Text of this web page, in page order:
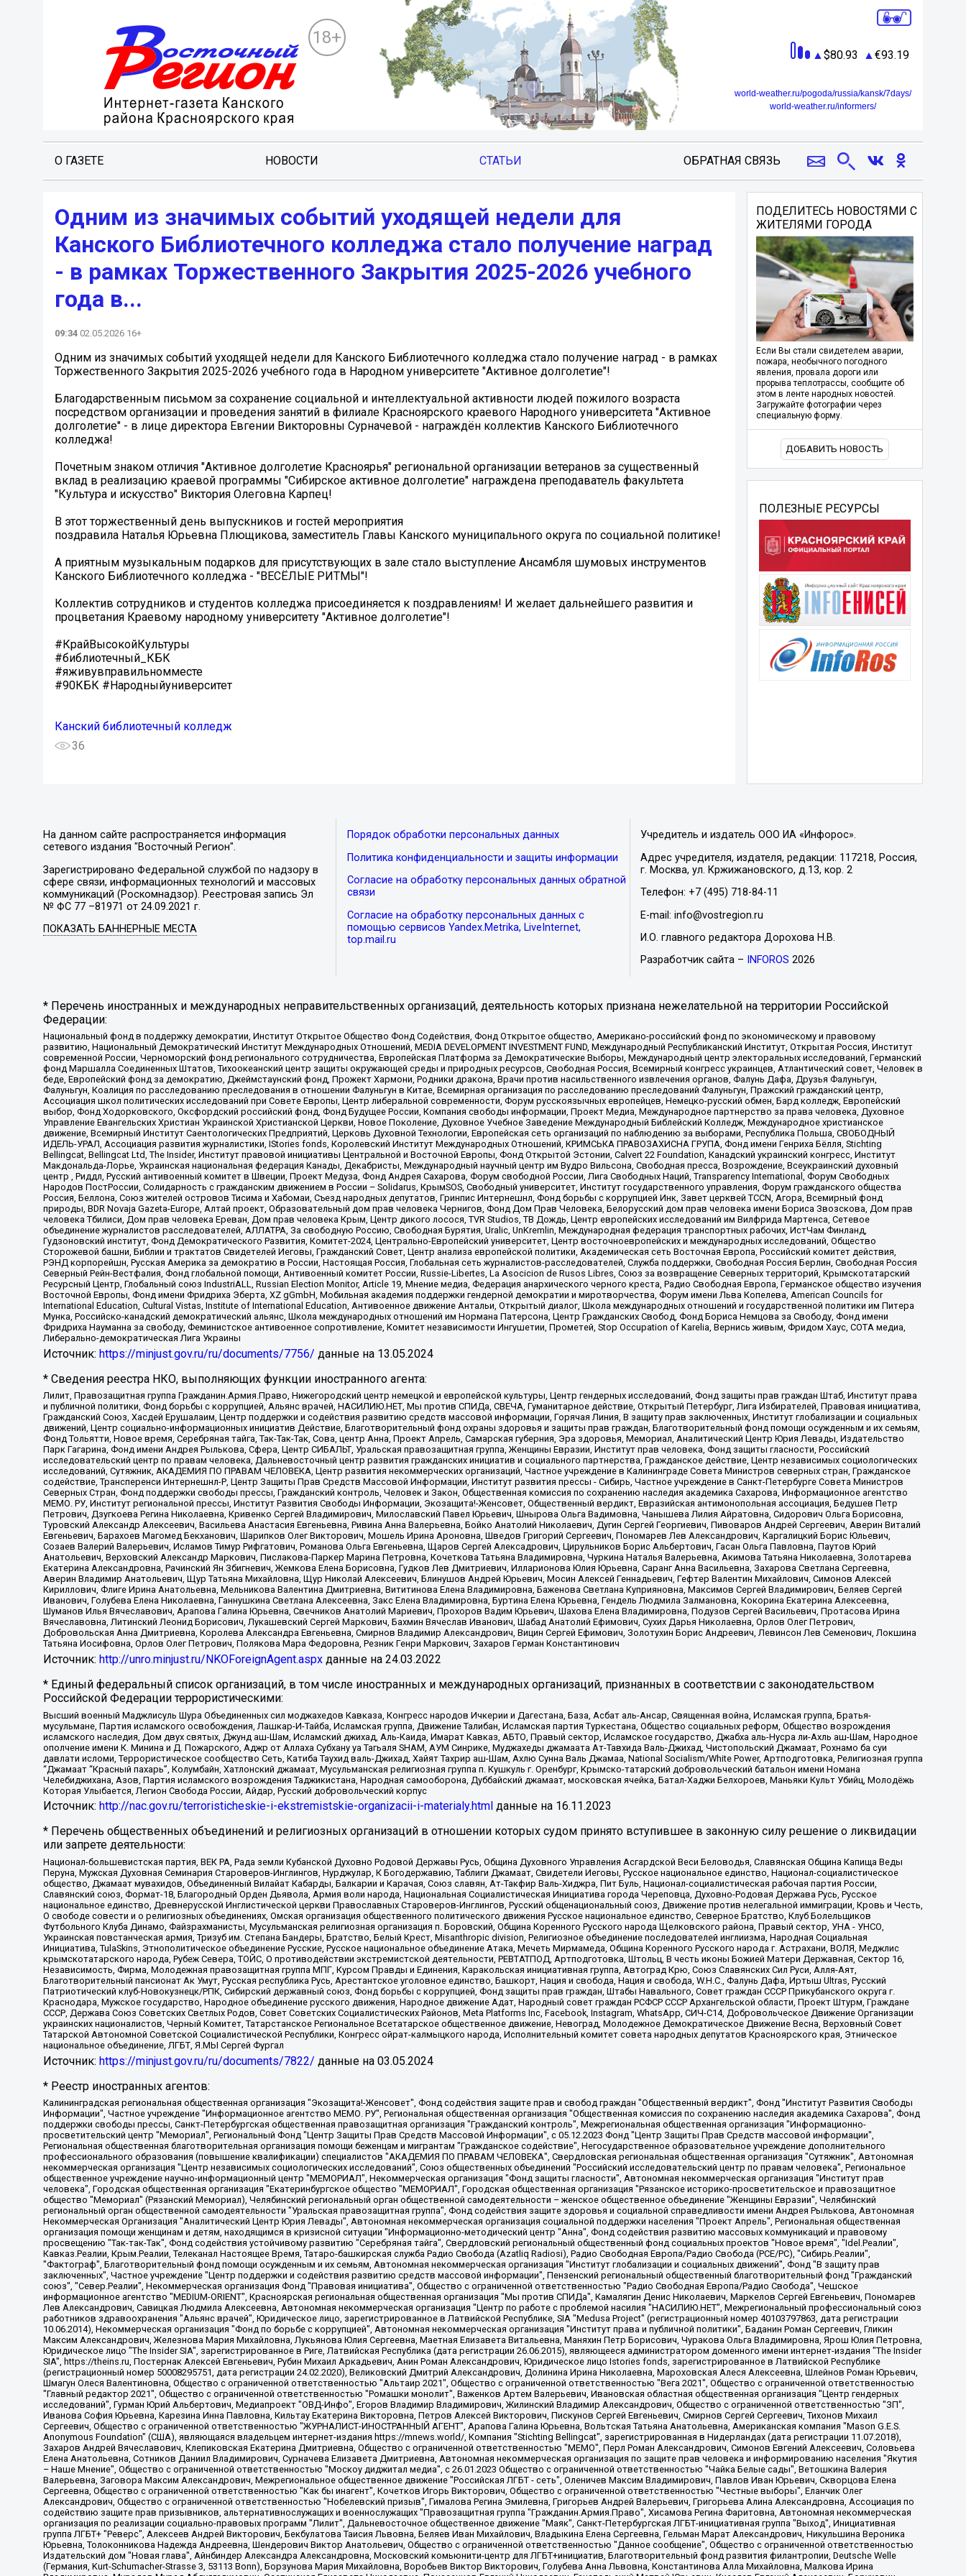
18+
80.93 93.19
world-weather.ru/pogoda/russia/kansk/7days/
world-weather.ru/informers/
О ГАЗЕТЕ НОВОСТИ СТАТЬИ ОБРАТНАЯ СВЯЗЬ
Одним из значимых событий уходящей недели для
Канского Библиотечного колледжа стало получение наград
- в рамках Торжественного Закрытия 2025-2026 учебного
года в...
09:34 02.05.2026 16+
Одним из значимых событий уходящей недели для Канского Библиотечного колледжа стало получение наград - в рамках
Торжественного Закрытия 2025-2026 учебного года в Народном университете "Активное долголетие"!
Благодарственным письмом за сохранение социальной и интеллектуальной активности людей пожилого возраста
посредством организации и проведения занятий в филиале Красноярского краевого Народного университета "Активное
долголетие" - в лице директора Евгении Викторовны Сурначевой - награждён коллектив Канского Библиотечного
колледжа!
Почетным знаком отличия "Активное долголетие Красноярья" региональной организации ветеранов за существенный
вклад в реализацию краевой программы "Сибирское активное долголетие" награждена преподаватель факультета
"Культура и искусство" Виктория Олеговна Карпец!
В этот торжественный день выпускников и гостей мероприятия
поздравила Наталья Юрьевна Плющикова, заместитель Главы Канского муниципального округа по социальной политике!
А приятным музыкальным подарков для присутствующих в зале стало выступление Ансамбля шумовых инструментов
Канского Библиотечного колледжа - "ВЕСЁЛЫЕ РИТМЫ"!
Коллектив сотрудников и студентов колледжа присоединяется к поздравлениям! И желает дальнейшего развития и
процветания Краевому народному университету "Активное долголетие"!
#КрайВысокойКультуры
#библиотечный_КБК
#яживувправильномместе
#90КБК #Народныйуниверситет
Канский библиотечный колледж
36
ПОДЕЛИТЕСЬ НОВОСТЯМИ С
ЖИТЕЛЯМИ ГОРОДА
Если Вы стали свидетелем аварии,
пожара, необычного погодного
явления, провала дороги или
прорыва теплотрассы, сообщите об
этом в ленте народных новостей.
Загружайте фотографии через
специальную форму.
ДОБАВИТЬ НОВОСТЬ
ПОЛЕЗНЫЕ РЕСУРСЫ
На данном сайте распространяется информация
сетевого издания "Восточный Регион".
Зарегистрировано Федеральной службой по надзору в
сфере связи, информационных технологий и массовых
коммуникаций (Роскомнадзор). Реестровая запись Эл
№ ФС 77 –81971 от 24.09.2021 г.
ПОКАЗАТЬ БАННЕРНЫЕ МЕСТА
Порядок обработки персональных данных
Политика конфиденциальности и защиты информации
Согласие на обработку персональных данных обратной
связи
Согласие на обработку персональных данных с
помощью сервисов Yandex.Metrika, LiveInternet,
top.mail.ru
Учредитель и издатель ООО ИА «Инфорос».
Адрес учредителя, издателя, редакции: 117218, Россия,
г. Москва, ул. Кржижановского, д.13, кор. 2
Телефон: +7 (495) 718-84-11
E-mail: info@vostregion.ru
И.О. главного редактора Дорохова Н.В.
Разработчик сайта – INFOROS 2026
* Перечень иностранных и международных неправительственных организаций, деятельность которых признана нежелательной на территории Российской
Федерации:
Национальный фонд в поддержку демократии, Институт Открытое Общество Фонд Содействия, Фонд Открытое общество, Американо-российский фонд по экономическому и правовому
развитию, Национальный Демократический Институт Международных Отношений, MEDIA DEVELOPMENT INVESTMENT FUND, Международный Республиканский Институт, Открытая Россия, Институт
современной России, Черноморский фонд регионального сотрудничества, Европейская Платформа за Демократические Выборы, Международный центр электоральных исследований, Германский
фонд Маршалла Соединенных Штатов, Тихоокеанский центр защиты окружающей среды и природных ресурсов, Свободная Россия, Всемирный конгресс украинцев, Атлантический совет, Человек в
беде, Европейский фонд за демократию, Джеймстаунский фонд, Прожект Хармони, Родники дракона, Врачи против насильственного извлечения органов, Фалунь Дафа, Друзья Фалуньгун,
Фалуньгун, Коалиция по расследованию преследования в отношении Фалуньгун в Китае, Всемирная организация по расследованию преследований Фалуньгун, Пражский гражданский центр,
Ассоциация школ политических исследований при Совете Европы, Центр либеральной современности, Форум русскоязычных европейцев, Немецко-русский обмен, Бард колледж, Европейский
выбор, Фонд Ходорковского, Оксфордский российский фонд, Фонд Будущее России, Компания свободы информации, Проект Медиа, Международное партнерство за права человека, Духовное
Управление Евангельских Христиан Украинской Христианской Церкви, Новое Поколение, Духовное Учебное Заведение Международный Библейский Колледж, Международное христианское
движение, Всемирный Институт Саентологических Предприятий, Церковь Духовной Технологии, Европейская сеть организаций по наблюдению за выборами, Республика Польша, СВОБОДНЫЙ
ИДЕЛЬ-УРАЛ, Ассоциация развития журналистики, IStories fonds, Королевский Институт Международных Отношений, КРИМСЬКА ПРАВОЗАХИСНА ГРУПА, Фонд имени Генриха Бёлля, Stichting
Bellingcat, Bellingcat Ltd, The Insider, Институт правовой инициативы Центральной и Восточной Европы, Фонд Открытой Эстонии, Calvert 22 Foundation, Канадский украинский конгресс, Институт
Макдональда-Лорье, Украинская национальная федерация Канады, Декабристы, Международный научный центр им Вудро Вильсона, Свободная пресса, Возрождение, Всеукраинский духовный
центр , Риддл, Русский антивоенный комитет в Швеции, Проект Медуза, Фонд Андрея Сахарова, Форум свободной России, Лига Свободных Наций, Transparеncy International, Форум Свободных
Народов ПостРоссии, Солидарность с гражданским движением в России – Solidarus, КрымSOS, Свободный университет, Институт государственного управления, Форум гражданского общества
Россия, Беллона, Союз жителей островов Тисима и Хабомаи, Съезд народных депутатов, Гринпис Интернешнл, Фонд борьбы с коррупцией Инк, Завет церквей TCCN, Агора, Всемирный фонд
природы, BDR Novaja Gazeta-Europe, Алтай проект, Образовательный дом прав человека Чернигов, Фонд Дом Прав Человека, Белорусский дом прав человека имени Бориса Звозскова, Дом прав
человека Тбилиси, Дом прав человека Ереван, Дом прав человека Крым, Центр дикого лосося, TVR Studios, ТВ Дождь, Центр европейских исследований им Вилфрида Мартенса, Сетевое
объединение журналистов расследователей, АЛЛАТРА, За свободную Россию, Свободная Бурятия, Uralic, UnKremlin, Международная федерация транспортных рабочих, ИстЧам Финланд,
Гудзоновский институт, Фонд Демократического Развития, Комитет-2024, Центрально-Европейский университет, Центр восточноевропейских и международных исследований, Общество
Сторожевой башни, Библии и трактатов Свидетелей Иеговы, Гражданский Совет, Центр анализа европейской политики, Академическая сеть Восточная Европа, Российский комитет действия,
РЭНД корпорейшн, Русская Америка за демократию в России, Настоящая Россия, Глобальная сеть журналистов-расследователей, Служба поддержки, Свободная Россия Берлин, Свободная Россия
Северный Рейн-Вестфалия, Фонд глобальной помощи, Антивоенный комитет России, Russie-Libertes, La Asocicion de Rusos Libres, Союз за возвращение Северных территорий, Крымскотатарский
Ресурсный Центр, Глобальный союз IndustriALL, Russian Election Monitor, Article 19, Мнение медиа, Федерация анархического черного креста, Радио Свободная Европа, Германское общество изучения
Восточной Европы, Фонд имени Фридриха Эберта, XZ gGmbH, Мобильная академия поддержки гендерной демократии и миротворчества, Форум имени Льва Копелева, American Councils for
International Education, Cultural Vistas, Institute of International Education, Антивоенное движение Антальи, Открытый диалог, Школа международных отношений и государственной политики им Питера
Мунка, Российско-канадский демократический альянс, Школа международных отношений им Нормана Патерсона, Центр Гражданских Свобод, Фонд Бориса Немцова за Свободу, Фонд имени
Фридриха Науманна за свободу, Феминистское антивоенное сопротивление, Комитет независимости Ингушетии, Прометей, Stop Occupation of Karelia, Вернись живым, Фридом Хаус, СОТА медиа,
Либерально-демократическая Лига Украины
Источник: https://minjust.gov.ru/ru/documents/7756/ данные на 13.05.2024
* Сведения реестра НКО, выполняющих функции иностранного агента:
Лилит, Правозащитная группа Гражданин.Армия.Право, Нижегородский центр немецкой и европейской культуры, Центр гендерных исследований, Фонд защиты прав граждан Штаб, Институт права
и публичной политики, Фонд борьбы с коррупцией, Альянс врачей, НАСИЛИЮ.НЕТ, Мы против СПИДа, СВЕЧА, Гуманитарное действие, Открытый Петербург, Лига Избирателей, Правовая инициатива,
Гражданский Союз, Хасдей Ерушалаим, Центр поддержки и содействия развитию средств массовой информации, Горячая Линия, В защиту прав заключенных, Институт глобализации и социальных
движений, Центр социально-информационных инициатив Действие, Благотворительный фонд охраны здоровья и защиты прав граждан, Благотворительный фонд помощи осужденным и их семьям,
Фонд Тольятти, Новое время, Серебряная тайга, Так-Так-Так, Сова, центр Анна, Проект Апрель, Самарская губерния, Эра здоровья, Мемориал, Аналитический Центр Юрия Левады, Издательство
Парк Гагарина, Фонд имени Андрея Рылькова, Сфера, Центр СИБАЛЬТ, Уральская правозащитная группа, Женщины Евразии, Институт прав человека, Фонд защиты гласности, Российский
исследовательский центр по правам человека, Дальневосточный центр развития гражданских инициатив и социального партнерства, Гражданское действие, Центр независимых социологических
исследований, Сутяжник, АКАДЕМИЯ ПО ПРАВАМ ЧЕЛОВЕКА, Центр развития некоммерческих организаций, Частное учреждение в Калининграде Совета Министров северных стран, Гражданское
содействие, Трансперенси Интернешнл-Р, Центр Защиты Прав Средств Массовой Информации, Институт развития прессы - Сибирь, Частное учреждение в Санкт-Петербурге Совета Министров
Северных Стран, Фонд поддержки свободы прессы, Гражданский контроль, Человек и Закон, Общественная комиссия по сохранению наследия академика Сахарова, Информационное агентство
МЕМО. РУ, Институт региональной прессы, Институт Развития Свободы Информации, Экозащита!-Женсовет, Общественный вердикт, Евразийская антимонопольная ассоциация, Бедушев Петр
Петрович, Дзугкоева Регина Николаевна, Кривенко Сергей Владимирович, Милославский Павел Юрьевич, Шнырова Ольга Вадимовна, Чанышева Лилия Айратовна, Сидорович Ольга Борисовна,
Туровский Александр Алексеевич, Васильева Анастасия Евгеньевна, Ривина Анна Валерьевна, Бойко Анатолий Николаевич, Дугин Сергей Георгиевич, Пивоваров Андрей Сергеевич, Аверин Виталий
Евгеньевич, Барахоев Магомед Бекханович, Шарипков Олег Викторович, Мошель Ирина Ароновна, Шведов Григорий Сергеевич, Пономарев Лев Александрович, Каргалицкий Борис Юльевич,
Созаев Валерий Валерьевич, Исламов Тимур Рифгатович, Романова Ольга Евгеньевна, Щаров Сергей Алексадрович, Цирульников Борис Альбертович, Гасан Ольга Павловна, Паутов Юрий
Анатольевич, Верховский Александр Маркович, Пислакова-Паркер Марина Петровна, Кочеткова Татьяна Владимировна, Чуркина Наталья Валерьевна, Акимова Татьяна Николаевна, Золотарева
Екатерина Александровна, Рачинский Ян Збигневич, Жемкова Елена Борисовна, Гудков Лев Дмитриевич, Илларионова Юлия Юрьевна, Саранг Анна Васильевна, Захарова Светлана Сергеевна,
Аверин Владимир Анатольевич, Щур Татьяна Михайловна, Щур Николай Алексеевич, Блинушов Андрей Юрьевич, Мосин Алексей Геннадьевич, Гефтер Валентин Михайлович, Симонов Алексей
Кириллович, Флиге Ирина Анатольевна, Мельникова Валентина Дмитриевна, Вититинова Елена Владимировна, Баженова Светлана Куприяновна, Максимов Сергей Владимирович, Беляев Сергей
Иванович, Голубева Елена Николаевна, Ганнушкина Светлана Алексеевна, Закс Елена Владимировна, Буртина Елена Юрьевна, Гендель Людмила Залмановна, Кокорина Екатерина Алексеевна,
Шуманов Илья Вячеславович, Арапова Галина Юрьевна, Свечников Анатолий Мариевич, Прохоров Вадим Юрьевич, Шахова Елена Владимировна, Подузов Сергей Васильевич, Протасова Ирина
Вячеславовна, Литинский Леонид Борисович, Лукашевский Сергей Маркович, Бахмин Вячеслав Иванович, Шабад Анатолий Ефимович, Сухих Дарья Николаевна, Орлов Олег Петрович,
Добровольская Анна Дмитриевна, Королева Александра Евгеньевна, Смирнов Владимир Александрович, Вицин Сергей Ефимович, Золотухин Борис Андреевич, Левинсон Лев Семенович, Локшина
Татьяна Иосифовна, Орлов Олег Петрович, Полякова Мара Федоровна, Резник Генри Маркович, Захаров Герман Константинович
Источник: http://unro.minjust.ru/NKOForeignAgent.aspx данные на 24.03.2022
* Единый федеральный список организаций, в том числе иностранных и международных организаций, признанных в соответствии с законодательством
Российской Федерации террористическими:
Высший военный Маджлисуль Шура Объединенных сил моджахедов Кавказа, Конгресс народов Ичкерии и Дагестана, База, Асбат аль-Ансар, Священная война, Исламская группа, Братья-
мусульмане, Партия исламского освобождения, Лашкар-И-Тайба, Исламская группа, Движение Талибан, Исламская партия Туркестана, Общество социальных реформ, Общество возрождения
исламского наследия, Дом двух святых, Джунд аш-Шам, Исламский джихад, Аль-Каида, Имарат Кавказ, АБТО, Правый сектор, Исламское государство, Джабха аль-Нусра ли-Ахль аш-Шам, Народное
ополчение имени К. Минина и Д. Пожарского, Аджр от Аллаха Субхану уа Тагьаля SHAM, АУМ Синрике, Муджахеды джамаата Ат-Тавхида Валь-Джихад, Чистопольский Джамаат, Рохнамо ба суи
давлати исломи, Террористическое сообщество Сеть, Катиба Таухид валь-Джихад, Хайят Тахрир аш-Шам, Ахлю Сунна Валь Джамаа, National Socialism/White Power, Артподготовка, Религиозная группа
“Джамаат “Красный пахарь”, Колумбайн, Хатлонский джамаат, Мусульманская религиозная группа п. Кушкуль г. Оренбург, Крымско-татарский добровольческий батальон имени Номана
Челебиджихана, Азов, Партия исламского возрождения Таджикистана, Народная самооборона, Дуббайский джамаат, московская ячейка, Батал-Хаджи Белхороев, Маньяки Культ Убийц, Молодёжь
Которая Улыбается, Легион Свобода России, Айдар, Русский добровольческий корпус
Источник: http://nac.gov.ru/terroristicheskie-i-ekstremistskie-organizacii-i-materialy.html данные на 16.11.2023
* Перечень общественных объединений и религиозных организаций в отношении которых судом принято вступившее в законную силу решение о ликвидации
или запрете деятельности:
Национал-большевистская партия, ВЕК РА, Рада земли Кубанской Духовно Родовой Державы Русь, Община Духовного Управления Асгардской Веси Беловодья, Славянская Община Капища Веды
Перуна, Мужская Духовная Семинария Староверов-Инглингов, Нурджулар, К Богодержавию, Таблиги Джамаат, Свидетели Иеговы, Русское национальное единство, Национал-социалистическое
общество, Джамаат мувахидов, Объединенный Вилайат Кабарды, Балкарии и Карачая, Союз славян, Ат-Такфир Валь-Хиджра, Пит Буль, Национал-социалистическая рабочая партия России,
Славянский союз, Формат-18, Благородный Орден Дьявола, Армия воли народа, Национальная Социалистическая Инициатива города Череповца, Духовно-Родовая Держава Русь, Русское
национальное единство, Древнерусской Инглистической церкви Православных Староверов-Инглингов, Русский общенациональный союз, Движение против нелегальной иммиграции, Кровь и Честь,
О свободе совести и о религиозных объединениях, Омская организация общественного политического движения Русское национальное единство, Северное Братство, Клуб Болельщиков
Футбольного Клуба Динамо, Файзрахманисты, Мусульманская религиозная организация п. Боровский, Община Коренного Русского народа Щелковского района, Правый сектор, УНА - УНСО,
Украинская повстанческая армия, Тризуб им. Степана Бандеры, Братство, Белый Крест, Misanthropic division, Религиозное объединение последователей инглиизма, Народная Социальная
Инициатива, TulaSkins, Этнополитическое объединение Русские, Русское национальное объединение Атака, Мечеть Мирмамеда, Община Коренного Русского народа г. Астрахани, ВОЛЯ, Меджлис
крымскотатарского народа, Рубеж Севера, ТОЙС, О противодействии экстремистской деятельности, РЕВТАТПОД, Артподготовка, Штольц, В честь иконы Божией Матери Державная, Сектор 16,
Независимость, Фирма, Молодежная правозащитная группа МПГ, Курсом Правды и Единения, Каракольская инициативная группа, Автоград Крю, Союз Славянских Сил Руси, Алля-Аят,
Благотворительный пансионат Ак Умут, Русская республика Русь, Арестантское уголовное единство, Башкорт, Нация и свобода, Нация и свобода, W.H.С., Фалунь Дафа, Иртыш Ultras, Русский
Патриотический клуб-Новокузнецк/РПК, Сибирский державный союз, Фонд борьбы с коррупцией, Фонд защиты прав граждан, Штабы Навального, Совет граждан СССР Прикубанского округа г.
Краснодара, Мужское государство, Народное объединение русского движения, Народное движение Адат, Народный совет граждан РСФСР СССР Архангельской области, Проект Штурм, Граждане
СССР, Держава Союз Советских Светлых Родов, Совет Советских Социалистических Районов, Meta Platforms Inc, Facebook, Instagram, WhatsApp, СИЧ-С14, Добровольческое Движение Организации
украинских националистов, Черный Комитет, Татарстанское Региональное Всетатарское общественное движение, Невоград, Молодежное Демократическое Движение Весна, Верховный Совет
Татарской Автономной Советской Социалистической Республики, Конгресс ойрат-калмыцкого народа, Исполнительный комитет совета народных депутатов Красноярского края, Этническое
национальное объединение, ЛГБТ, Я.МЫ Сергей Фургал
Источник: https://minjust.gov.ru/ru/documents/7822/ данные на 03.05.2024
* Реестр иностранных агентов:
Калининградская региональная общественная организация "Экозащита!-Женсовет", Фонд содействия защите прав и свобод граждан "Общественный вердикт", Фонд "Институт Развития Свободы Информации", Частное учреждение "Информационное агентство МЕМО. РУ", Региональная общественная организация "Общественная комиссия по сохранению наследия академика Сахарова", Фонд поддержки свободы прессы, Санкт-Петербургская общественная правозащитная организация "Гражданский контроль", Межрегиональная общественная организация "Информационно-просветительский центр "Мемориал", Региональный Фонд "Центр Защиты Прав Средств Массовой Информации", с 05.12.2023 Фонд "Центр Защиты Прав Средств массовой информации", Региональная общественная благотворительная организация помощи беженцам и мигрантам "Гражданское содействие", Негосударственное образовательное учреждение дополнительного профессионального образования (повышение квалификации) специалистов "АКАДЕМИЯ ПО ПРАВАМ ЧЕЛОВЕКА", Свердловская региональная общественная организация "Сутяжник", Автономная некоммерческая организация "Центр независимых социологических исследований", Союз общественных объединений "Российский исследовательский центр по правам человека", Региональное общественное учреждение научно-информационный центр "МЕМОРИАЛ", Некоммерческая организация "Фонд защиты гласности", Автономная некоммерческая организация "Институт прав человека", Городская общественная организация "Екатеринбургское общество "МЕМОРИАЛ", Городская общественная организация "Рязанское историко-просветительское и правозащитное общество "Мемориал" (Рязанский Мемориал), Челябинский региональный орган общественной самодеятельности – женское общественное объединение "Женщины Евразии", Челябинский региональный орган общественной самодеятельности "Уральская правозащитная группа", Фонд содействия защите здоровья и социальной справедливости имени Андрея Рылькова, Автономная Некоммерческая Организация "Аналитический Центр Юрия Левады", Автономная некоммерческая организация социальной поддержки населения "Проект Апрель", Региональная общественная организация помощи женщинам и детям, находящимся в кризисной ситуации "Информационно-методический центр "Анна", Фонд содействия развитию массовых коммуникаций и правовому просвещению "Так-так-Так", Фонд содействия устойчивому развитию "Серебряная тайга", Свердловский региональный общественный фонд социальных проектов "Новое время", "Idel.Реалии", Кавказ.Реалии, Крым.Реалии, Телеканал Настоящее Время, Татаро-башкирская служба Радио Свобода (Azatliq Radiosi), Радио Свободная Европа/Радио Свобода (PCE/PC), "Сибирь.Реалии", "Фактограф", Благотворительный фонд помощи осужденным и их семьям, Автономная некоммерческая организация "Институт глобализации и социальных движений", Фонд "В защиту прав заключенных", Частное учреждение "Центр поддержки и содействия развитию средств массовой информации", Пензенский региональный общественный благотворительный фонд "Гражданский союз", "Север.Реалии", Некоммерческая организация Фонд "Правовая инициатива", Общество с ограниченной ответственностью "Радио Свободная Европа/Радио Свобода", Чешское информационное агентство "MEDIUM-ORIENT", Красноярская региональная общественная организация "Мы против СПИДа", Камалягин Денис Николаевич, Маркелов Сергей Евгеньевич, Пономарев Лев Александрович, Савицкая Людмила Алексеевна, Автономная некоммерческая организация "Центр по работе с проблемой насилия "НАСИЛИЮ.НЕТ", Межрегиональный профессиональный союз работников здравоохранения "Альянс врачей", Юридическое лицо, зарегистрированное в Латвийской Республике, SIA "Medusa Project" (регистрационный номер 40103797863, дата регистрации 10.06.2014), Некоммерческая организация "Фонд по борьбе с коррупцией", Автономная некоммерческая организация "Институт права и публичной политики", Баданин Роман Сергеевич, Гликин Максим Александрович, Железнова Мария Михайловна, Лукьянова Юлия Сергеевна, Маетная Елизавета Витальевна, Маняхин Петр Борисович, Чуракова Ольга Владимировна, Ярош Юлия Петровна, Юридическое лицо "The Insider SIA", зарегистрированное в Риге, Латвийская Республика (дата регистрации 26.06.2015), являющееся администратором доменного имени интернет-издания "The Insider SIA", https://theins.ru, Постернак Алексей Евгеньевич, Рубин Михаил Аркадьевич, Анин Роман Александрович, Юридическое лицо Istories fonds, зарегистрированное в Латвийской Республике (регистрационный номер 50008295751, дата регистрации 24.02.2020), Великовский Дмитрий Александрович, Долинина Ирина Николаевна, Мароховская Алеся Алексеевна, Шлейнов Роман Юрьевич, Шмагун Олеся Валентиновна, Общество с ограниченной ответственностью "Альтаир 2021", Общество с ограниченной ответственностью "Вега 2021", Общество с ограниченной ответственностью "Главный редактор 2021", Общество с ограниченной ответственностью "Ромашки монолит", Важенков Артем Валерьевич, Ивановская областная общественная организация "Центр гендерных исследований", Гурман Юрий Альбертович, Медиапроект "ОВД-Инфо", Егоров Владимир Владимирович, Жилинский Владимир Александрович, Общество с ограниченной ответственностью "ЗП", Иванова София Юрьевна, Карезина Инна Павловна, Кильтау Екатерина Викторовна, Петров Алексей Викторович, Пискунов Сергей Евгеньевич, Смирнов Сергей Сергеевич, Тихонов Михаил Сергеевич, Общество с ограниченной ответственностью "ЖУРНАЛИСТ-ИНОСТРАННЫЙ АГЕНТ", Арапова Галина Юрьевна, Вольтская Татьяна Анатольевна, Американская компания "Mason G.E.S. Anonymous Foundation" (США), являющаяся владельцем интернет-издания https://mnews.world/, Компания "Stichting Bellingcat", зарегистрированная в Нидерландах (дата регистрации 11.07.2018), Захаров Андрей Вячеславович, Клепиковская Екатерина Дмитриевна, Общество с ограниченной ответственностью "МЕМО", Перл Роман Александрович, Симонов Евгений Алексеевич, Соловьева Елена Анатольевна, Сотников Даниил Владимирович, Сурначева Елизавета Дмитриевна, Автономная некоммерческая организация по защите прав человека и информированию населения "Якутия – Наше Мнение", Общество с ограниченной ответственностью "Москоу диджитал медиа", с 26.01.2023 Общество с ограниченной ответственностью "Чайка Белые сады", Ветошкина Валерия Валерьевна, Заговора Максим Александрович, Межрегиональное общественное движение "Российская ЛГБТ - сеть", Оленичев Максим Владимирович, Павлов Иван Юрьевич, Скворцова Елена Сергеевна, Общество с ограниченной ответственностью "Как бы инагент", Кочетков Игорь Викторович, Общество с ограниченной ответственностью "Честные выборы", Еланчик Олег Александрович, Общество с ограниченной ответственностью "Нобелевский призыв", Гималова Регина Эмилевна, Григорьев Андрей Валерьевич, Григорьева Алина Александровна, Ассоциация по содействию защите прав призывников, альтернативнослужащих и военнослужащих "Правозащитная группа "Гражданин.Армия.Право", Хисамова Регина Фаритовна, Автономная некоммерческая организация по реализации социально-правовых программ "Лилит", Дальневосточное общественное движение "Маяк", Санкт-Петербургская ЛГБТ-инициативная группа "Выход", Инициативная группа ЛГБТ+ "Реверс", Алексеев Андрей Викторович, Бекбулатова Таисия Львовна, Беляев Иван Михайлович, Владыкина Елена Сергеевна, Гельман Марат Александрович, Никульшина Вероника Юрьевна, Толоконникова Надежда Андреевна, Шендерович Виктор Анатольевич, Общество с ограниченной ответственностью "Данное сообщение", Общество с ограниченной ответственностью Издательский дом "Новая глава", Айнбиндер Александра Александровна, Московский комьюнити-центр для ЛГБТ+инициатив, Благотворительный фонд развития филантропии, Deutsche Welle (Германия, Kurt-Schumacher-Strasse 3, 53113 Bonn), Борзунова Мария Михайловна, Воробьев Виктор Викторович, Голубева Анна Львовна, Константинова Алла Михайловна, Малкова Ирина Владимировна, Мурадов Мурад Абдулгалимович, Осетинская Елизавета Николаевна, Понасенков Евгений Николаевич, Ганапольский Матвей Юрьевич, Киселев Евгений Алексеевич, Борухович Ирина Григорьевна, Дремин Иван Тимофеевич, Дубровский Дмитрий Викторович, Красноярская региональная общественная организация поддержки и развития альтернативных образовательных технологий и межкультурных коммуникаций "ИНТЕРРА", Маяковская Екатерина Алексеевна, Фейгин Марк Захарович, Филимонов Андрей Викторович, Дзугкоева Регина Николаевна, Доброхотов Роман Александрович, Дудь Юрий Александрович, Елкин Сергей Владимирович, Кругликов Кирилл Игоревич, Сабунаева Мария Леонидовна, Семенов Алексей Владимирович, Шаинян Карен Багратович, Шульман Екатерина Михайловна, Асафьев Артур Валерьевич, Вахштайн Виктор Семенович, Венедиктов Алексей Алексеевич, Лушникова Екатерина Евгеньевна, Волков Леонид Михайлович, Невзоров Александр Глебович, Пархоменко Сергей Борисович, Сироткин Ярослав Николаевич, Кара-Мурза Владимир Владимирович, Баранова Наталья Владимировна, Гозман Леонид Яковлевич, Кагарлицкий Борис Юльевич, Климарев Михаил Валерьевич, Милов Владимир Станиславович, Автономная некоммерческая организация Краснодарский центр современного искусства "Типография", Моргенштерн Алишер Тагирович, Соболь Любовь Эдуардовна, Общество с ограниченной ответственностью "ЛИЗА НОРМ", Каспаров Гарри Кимович, Ходорковский Михаил Борисович, Общество с ограниченной ответственностью "Апрельские тезисы", Данилович Ирина Брониславовна, Кашин Олег Владимирович, Петров Николай Владимирович, Пивоваров Алексей Владимирович, Соколов Михаил Владимирович, Цветкова Юлия Владимировна, Чичваркин Евгений Александрович, Комитет против пыток/Команда против пыток, Общество с ограниченной ответственностью "Первый научный", Общество с ограниченной ответственностью "Вертолет и ко", Белоцерковская Вероника Борисовна, Кац Максим Евгеньевич, Лазарева Татьяна Юрьевна, Шаведдинов Руслан Табризович, Яшин Илья Валерьевич, Общество с ограниченной ответственностью "Иноагент ААВ", Алешковский Дмитрий Петрович, Альбац Евгения Марковна, Быков Дмитрий Львович, Галямина Юлия Евгеньевна, Лойко Сергей Леонидович, Мартынов Кирилл Константинович, Медведев Сергей Александрович, Крашенинников Федор Геннадиевич, Гордеева Катерина Вл